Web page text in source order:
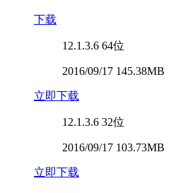
下载
12.1.3.6 64位
2016/09/17 145.38MB
立即下载
12.1.3.6 32位
2016/09/17 103.73MB
立即下载